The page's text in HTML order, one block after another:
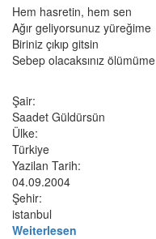
Hem hasretin, hem sen
Ağır geliyorsunuz yüreğime
Biriniz çıkıp gitsin
Sebep olacaksınız ölümüme
Şair:
Saadet Güldürsün
Ülke:
Türkiye
Yazilan Tarih:
04.09.2004
Şehir:
istanbul
Weiterlesen